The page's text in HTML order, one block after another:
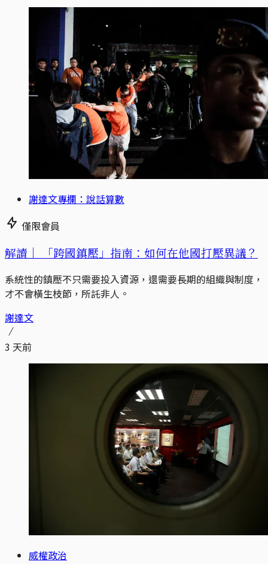
謝達文專欄：說話算數
僅限會員
解讀｜ 「跨國鎮壓」指南：如何在他國打壓異議？
系統性的鎮壓不只需要投入資源，還需要長期的組織與制度，
才不會橫生枝節，所託非人。
謝達文
3 天前
威權政治